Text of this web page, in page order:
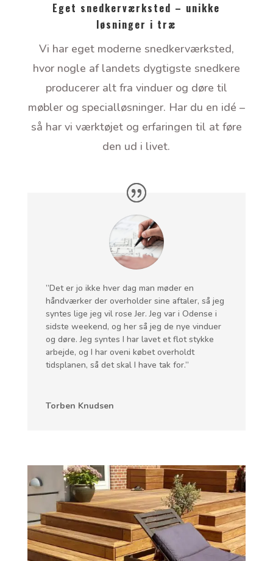
Eget snedkerværksted – unikke
løsninger i træ
Vi har eget moderne snedkerværksted,
hvor nogle af landets dygtigste snedkere
producerer alt fra vinduer og døre til
møbler og specialløsninger. Har du en idé –
så har vi værktøjet og erfaringen til at føre
den ud i livet.
”Det er jo ikke hver dag man møder en
håndværker der overholder sine aftaler, så jeg
syntes lige jeg vil rose Jer. Jeg var i Odense i
sidste weekend, og her så jeg de nye vinduer
og døre. Jeg syntes I har lavet et flot stykke
arbejde, og I har oveni købet overholdt
tidsplanen, så det skal I have tak for.”
Torben Knudsen